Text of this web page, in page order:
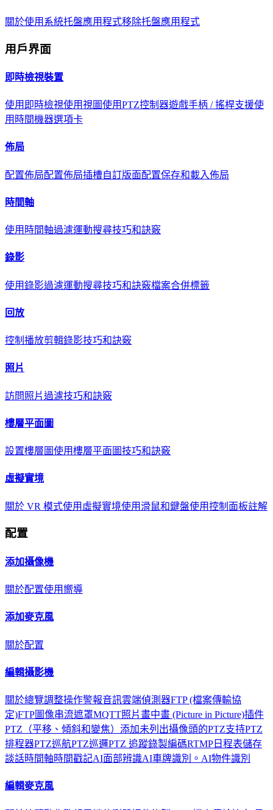
關於使用系統托盤應用程式移除托盤應用程式
用戶界面
即時檢視裝置
使用即時檢視使用視圖使用PTZ控制器遊戲手柄 / 搖桿支援使
用時間機器選項卡
佈局
配置佈局配置佈局插槽自訂版面配置保存和載入佈局
時間軸
使用時間軸過濾運動搜尋技巧和訣竅
錄影
使用錄影過濾運動搜尋技巧和訣竅檔案合併標籤
回放
控制播放剪輯錄影技巧和訣竅
照片
訪問照片過濾技巧和訣竅
樓層平面圖
設置樓層圖使用樓層平面圖技巧和訣竅
虛擬實境
關於 VR 模式使用虛擬實境使用滑鼠和鍵盤使用控制面板註解
配置
添加攝像機
關於配置使用嚮導
添加麥克風
關於配置
編輯攝影機
關於總覽調整操作警報音訊雲端偵測器FTP (檔案傳輸協
定)FTP圖像串流遮罩MQTT照片畫中畫 (Picture in Picture)插件
PTZ（平移、傾斜和變焦） 添加未列出攝像頭的PTZ支持PTZ
排程器PTZ巡航PTZ巡邏PTZ 追蹤錄製編碼RTMP 日程表儲存
談話時間軸時間戳記AI面部辨識AI車牌識別。 AI物件識別
編輯麥克風